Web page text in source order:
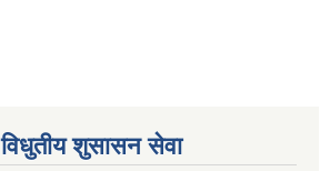
विधुतीय शुसासन सेवा